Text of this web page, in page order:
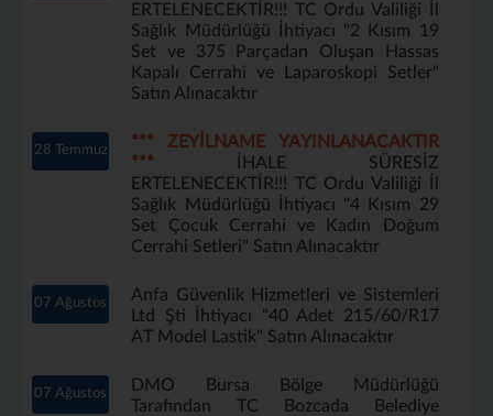
ERTELENECEKTİR!!! TC Ordu Valiliği İl
Sağlık Müdürlüğü İhtiyacı "2 Kısım 19
Set ve 375 Parçadan Oluşan Hassas
Kapalı Cerrahi ve Laparoskopi Setler"
Satın Alınacaktır
28 Temmuz
*** ZEYİLNAME YAYINLANACAKTIR
***
İHALE SÜRESİZ
ERTELENECEKTİR!!! TC Ordu Valiliği İl
Sağlık Müdürlüğü İhtiyacı "4 Kısım 29
Set Çocuk Cerrahi ve Kadın Doğum
Cerrahi Setleri" Satın Alınacaktır
07 Ağustos
Anfa Güvenlik Hizmetleri ve Sistemleri
Ltd Şti İhtiyacı "40 Adet 215/60/R17
AT Model Lastik" Satın Alınacaktır
07 Ağustos
DMO Bursa Bölge Müdürlüğü
Tarafından TC Bozcada Belediye